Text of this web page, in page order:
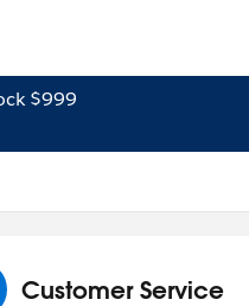
$999
Customer Service